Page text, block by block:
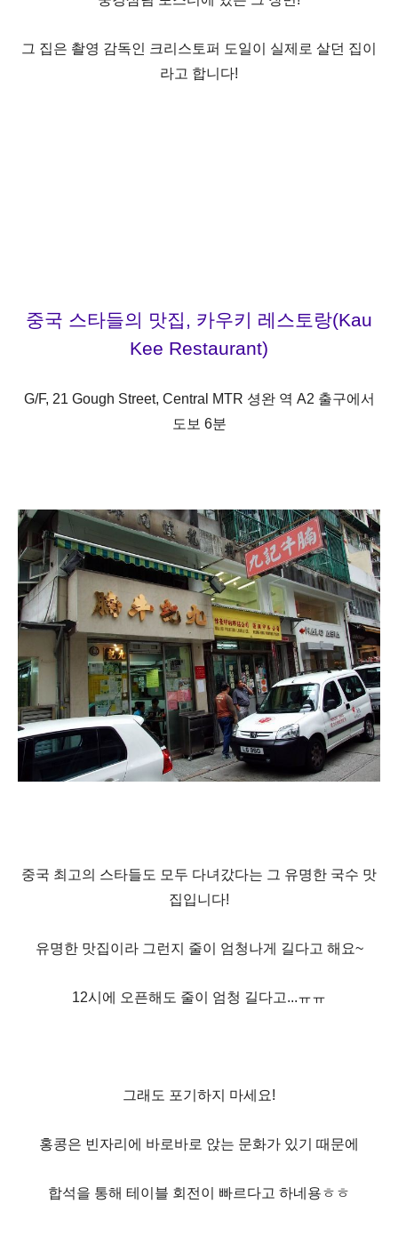
그 집은 촬영 감독인 크리스토퍼 도일이 실제로 살던 집이
라고 합니다!
중국 스타들의 맛집 , 카우키 레스토랑(Kau
Kee Restaurant)
G/F, 21 Gough Street, Central MTR 셩완 역 A2 출구에서
도보 6분
중국 최고의 스타들도 모두 다녀갔다는 그 유명한 국수 맛
집입니다!
유명한 맛집이라 그런지 줄이 엄청나게 길다고 해요~
12시에 오픈해도 줄이 엄청 길다고...ㅠㅠ
그래도 포기하지 마세요!
홍콩은 빈자리에 바로바로 앉는 문화가 있기 때문에
합석을 통해 테이블 회전이 빠르다고 하네용ㅎㅎ